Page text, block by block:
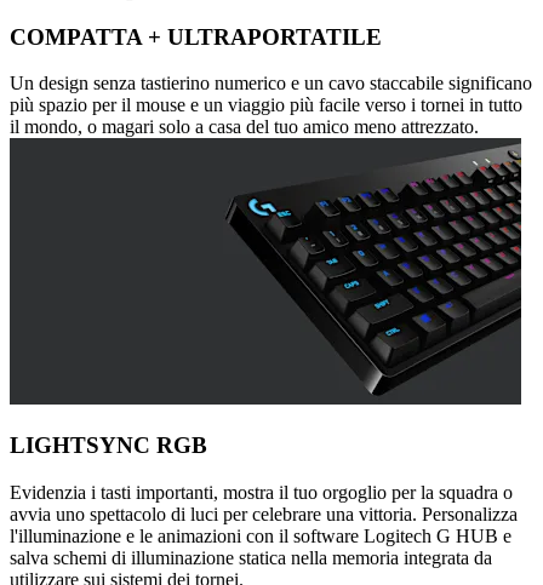
COMPATTA + ULTRAPORTATILE
Un design senza tastierino numerico e un cavo staccabile significano
più spazio per il mouse e un viaggio più facile verso i tornei in tutto
il mondo, o magari solo a casa del tuo amico meno attrezzato.
LIGHTSYNC RGB
Evidenzia i tasti importanti, mostra il tuo orgoglio per la squadra o
avvia uno spettacolo di luci per celebrare una vittoria. Personalizza
l'illuminazione e le animazioni con il software Logitech G HUB e
salva schemi di illuminazione statica nella memoria integrata da
utilizzare sui sistemi dei tornei.